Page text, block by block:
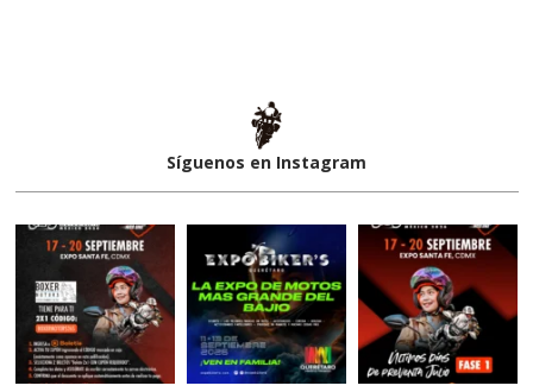
Síguenos en Instagram